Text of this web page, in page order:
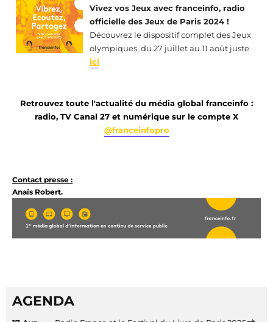
Vivez vos Jeux avec franceinfo, radio
officielle des Jeux de Paris 2024 !
Découvrez le dispositif complet des Jeux
olympiques, du 27 juillet au 11 août juste
ici
Retrouvez toute l'actualité du média global franceinfo :
radio, TV Canal 27 et numérique sur le compte X
@franceinfopro
Contact presse :
Anaïs Robert.
AGENDA